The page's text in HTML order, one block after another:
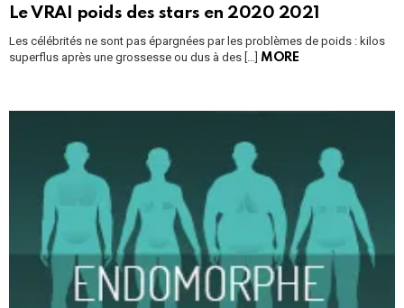
Le VRAI poids des stars en 2020 2021
Les célébrités ne sont pas épargnées par les problèmes de poids : kilos
superflus après une grossesse ou dus à des […]
MORE